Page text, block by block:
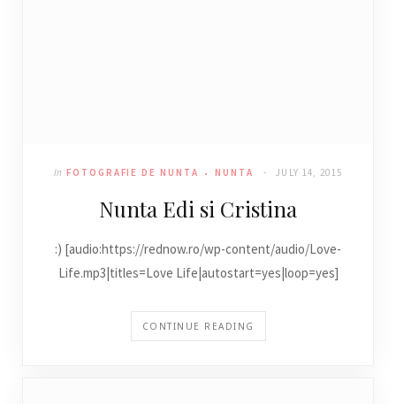
In FOTOGRAFIE DE NUNTA NUNTA JULY 14, 2015
Nunta Edi si Cristina
:) [audio:https://rednow.ro/wp-content/audio/Love-
Life.mp3|titles=Love Life|autostart=yes|loop=yes]
CONTINUE READING